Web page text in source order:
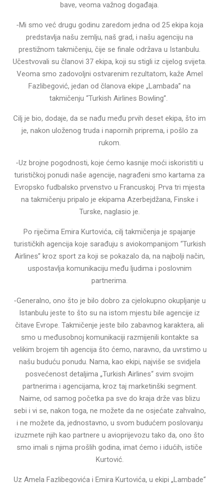
bave, veoma važnog događaja.
-Mi smo već drugu godinu zaredom jedna od 25 ekipa koja
predstavlja našu zemlju, naš grad, i našu agenciju na
prestižnom takmičenju, čije se finale održava u Istanbulu.
Učestvovali su članovi 37 ekipa, koji su stigli iz cijelog svijeta.
Veoma smo zadovoljni ostvarenim rezultatom, kaže Amel
Fazlibegović, jedan od članova ekipe „Lambada” na
takmičenju “Turkish Airlines Bowling”.
Cilj je bio, dodaje, da se nađu među prvih deset ekipa, što im
je, nakon uloženog truda i napornih priprema, i pošlo za
rukom.
-Uz brojne pogodnosti, koje ćemo kasnije moći iskoristiti u
turističkoj ponudi naše agencije, nagrađeni smo kartama za
Evropsko fudbalsko prvenstvo u Francuskoj. Prva tri mjesta
na takmičenju pripalo je ekipama Azerbejdžana, Finske i
Turske, naglasio je.
Po riječima Emira Kurtovića, cilj takmičenja je spajanje
turističkih agencija koje sarađuju s aviokompanijom “Turkish
Airlines” kroz sport za koji se pokazalo da, na najbolji način,
uspostavlja komunikaciju među ljudima i poslovnim
partnerima.
-Generalno, ono što je bilo dobro za cjelokupno okupljanje u
Istanbulu jeste to što su na istom mjestu bile agencije iz
čitave Evrope. Takmičenje jeste bilo zabavnog karaktera, ali
smo u međusobnoj komunikaciji razmijenili kontakte sa
velikim brojem tih agencija što ćemo, naravno, da uvrstimo u
našu buduću ponudu. Nama, kao ekipi, najviše se svidjela
posvećenost detaljima „Turkish Airlines“ svim svojim
partnerima i agencijama, kroz taj marketinški segment.
Naime, od samog početka pa sve do kraja drže vas blizu
sebi i vi se, nakon toga, ne možete da ne osjećate zahvalno,
i ne možete da, jednostavno, u svom budućem poslovanju
izuzmete njih kao partnere u avioprijevozu tako da, ono što
smo imali s njima prošlih godina, imat ćemo i idućih, ističe
Kurtović.
Uz Amela Fazlibegovića i Emira Kurtovića, u ekipi „Lambade“